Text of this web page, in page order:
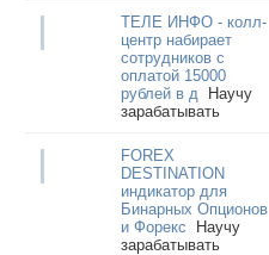
ТЕЛЕ ИНФО - колл-
центр набирает
сотрудников с
оплатой 15000
рублей в д
Научу
зарабатывать
FOREX
DESTINATION
индикатор для
Бинарных Опционов
и Форекс
Научу
зарабатывать